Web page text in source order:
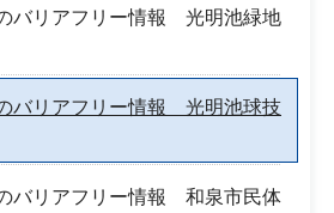
バリアフリー情報 光明池緑地
バリアフリー情報 光明池球技
バリアフリー情報 和泉市民体